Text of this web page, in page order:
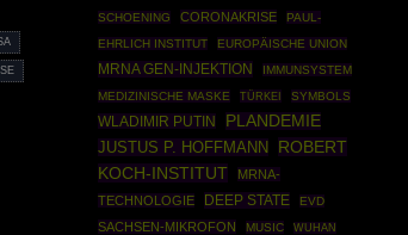
SCHOENING
CORONAKRISE
PAUL-
EHRLICH INSTITUT
EUROPÄISCHE UNION
MRNA GEN-INJEKTION
IMMUNSYSTEM
MEDIZINISCHE MASKE
TÜRKEI SYMBOLS
WLADIMIR PUTIN
PLANDEMIE
JUSTUS P. HOFFMANN
ROBERT
KOCH-INSTITUT
MRNA-
TECHNOLOGIE
DEEP STATE EVD
SACHSEN-MIKROFON MUSIC WUHAN